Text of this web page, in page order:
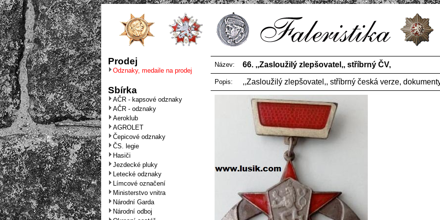
Prodej
Odznaky, medaile na prodej
Sbírka
AČR - kapsové odznaky
AČR - odznaky
Aeroklub
AGROLET
Čepicové odznaky
ČS. legie
Hasiči
Jezdecké pluky
Letecké odznaky
Límcové označení
Ministerstvo vnitra
Národní Garda
Národní odboj
Název: 66. ,,Zasloužilý zlepšovatel,, stříbrný ČV,
Popis: ,,Zasloužilý zlepšovatel,, stříbrný česká verze,